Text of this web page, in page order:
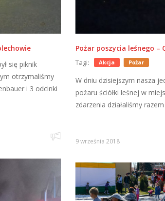
się piknik
otrzymaliśmy
i 3 odcinki
Pożar poszycia leśnego –
Tagi: Akcja Pożar
W dniu dzisiejszym nasza
pożaru ściółki leśnej w
zdarzenia działaliśmy
9 września 2018